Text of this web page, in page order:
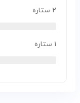
۲ ستاره
۱ ستاره